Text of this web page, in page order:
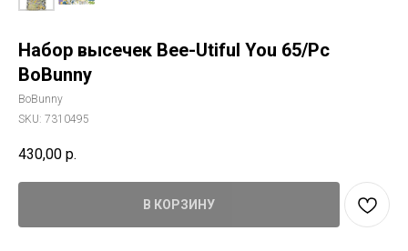
Набор высечек Bee-Utiful You 65/Pc
BoBunny
BoBunny
SKU: 7310495
430,00 р.
В КОРЗИНУ